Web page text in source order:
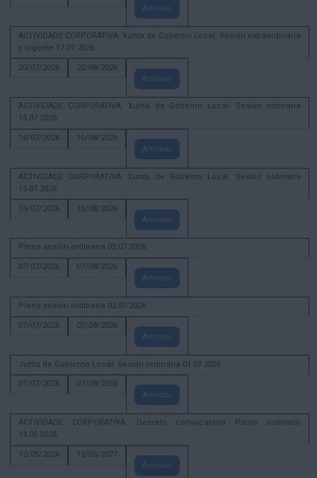
Amosar
ACTIVIDADE CORPORATIVA. Xunta de Goberno Local. Sesión extraordinaria
y urgente 17.07.2026
20/07/2026
20/08/2026
Amosar
ACTIVIDADE CORPORATIVA. Xunta de Goberno Local. Sesión ordinaria
15.07.2026
16/07/2026
16/08/2026
Amosar
ACTIVIDADE CORPORATIVA. Xunta de Goberno Local. Sesión ordinaria
15.07.2026
15/07/2026
15/08/2026
Amosar
Pleno sesión ordinaria 02.07.2026
07/07/2026
07/08/2026
Amosar
Pleno sesión ordinaria 02.07.2026
07/07/2026
07/08/2026
Amosar
Junta de Gobierno Local. Sesión ordinaria 01.07.2026
07/07/2026
07/08/2026
Amosar
ACTIVIDADE CORPORATIVA. Decreto convocatoria Pleno ordinario
14.05.2026
12/05/2026
12/05/2027
Amosar